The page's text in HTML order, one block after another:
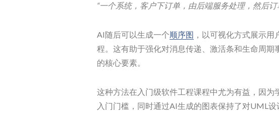
“一个系统，客户下订单，由后端服务处理，然后
AI随后可以生成一个顺序图 ，以可视化方式展示
程。这有助于强化对消息传递、激活条和生命周
的核心要素。
这种方法在入门级软件工程课程中尤为有益，因为
入门门槛，同时通过AI生成的图表保持了对UML设